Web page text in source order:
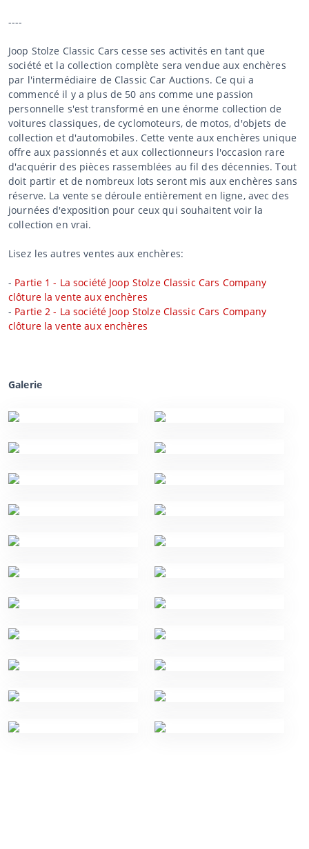
----
Joop Stolze Classic Cars cesse ses activités en tant que
société et la collection complète sera vendue aux enchères
par l'intermédiaire de Classic Car Auctions. Ce qui a
commencé il y a plus de 50 ans comme une passion
personnelle s'est transformé en une énorme collection de
voitures classiques, de cyclomoteurs, de motos, d'objets de
collection et d'automobiles. Cette vente aux enchères unique
offre aux passionnés et aux collectionneurs l'occasion rare
d'acquérir des pièces rassemblées au fil des décennies. Tout
doit partir et de nombreux lots seront mis aux enchères sans
réserve. La vente se déroule entièrement en ligne, avec des
journées d'exposition pour ceux qui souhaitent voir la
collection en vrai.
Lisez les autres ventes aux enchères:
- Partie 1 - La société Joop Stolze Classic Cars Company
clôture la vente aux enchères
- Partie 2 - La société Joop Stolze Classic Cars Company
clôture la vente aux enchères
Galerie